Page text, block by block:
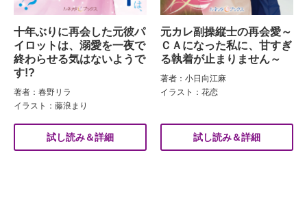
十年ぶりに再会した元彼パ
イロットは、溺愛を一夜で
終わらせる気はないようで
す!?
著者：春野リラ
イラスト：藤浪まり
試し読み＆詳細
元カレ副操縦士の再会愛～
ＣＡになった私に、甘すぎ
る執着が止まりません～
著者：小日向江麻
イラスト：花恋
試し読み＆詳細